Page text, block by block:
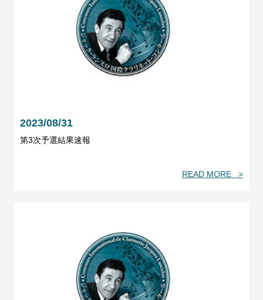
2023/08/31
第3次予選結果速報
READ MORE >